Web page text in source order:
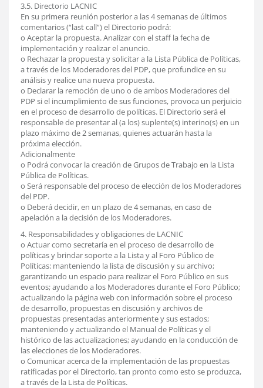
3.5. Directorio LACNIC
En su primera reunión posterior a las 4 semanas de últimos
comentarios (“last call”) el Directorio podrá:
o Aceptar la propuesta. Analizar con el staff la fecha de
implementación y realizar el anuncio.
o Rechazar la propuesta y solicitar a la Lista Pública de Políticas,
a través de los Moderadores del PDP, que profundice en su
análisis y realice una nueva propuesta.
o Declarar la remoción de uno o de ambos Moderadores del
PDP si el incumplimiento de sus funciones, provoca un perjuicio
en el proceso de desarrollo de políticas. El Directorio será el
responsable de presentar al (a los) suplente(s) interino(s) en un
plazo máximo de 2 semanas, quienes actuarán hasta la
próxima elección.
Adicionalmente
o Podrá convocar la creación de Grupos de Trabajo en la Lista
Pública de Políticas.
o Será responsable del proceso de elección de los Moderadores
del PDP.
o Deberá decidir, en un plazo de 4 semanas, en caso de
apelación a la decisión de los Moderadores.
4. Responsabilidades y obligaciones de LACNIC
o Actuar como secretaría en el proceso de desarrollo de
políticas y brindar soporte a la Lista y al Foro Público de
Políticas: manteniendo la lista de discusión y su archivo;
garantizando un espacio para realizar el Foro Público en sus
eventos; ayudando a los Moderadores durante el Foro Público;
actualizando la página web con información sobre el proceso
de desarrollo, propuestas en discusión y archivos de
propuestas presentadas anteriormente y sus estados;
manteniendo y actualizando el Manual de Políticas y el
histórico de las actualizaciones; ayudando en la conducción de
las elecciones de los Moderadores.
o Comunicar acerca de la implementación de las propuestas
ratificadas por el Directorio, tan pronto como esto se produzca,
a través de la Lista de Políticas.